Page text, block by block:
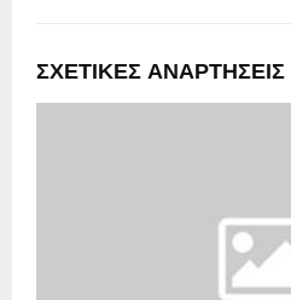
ΣΧΕΤΙΚΈΣ ΑΝΑΡΤΉΣΕΙΣ